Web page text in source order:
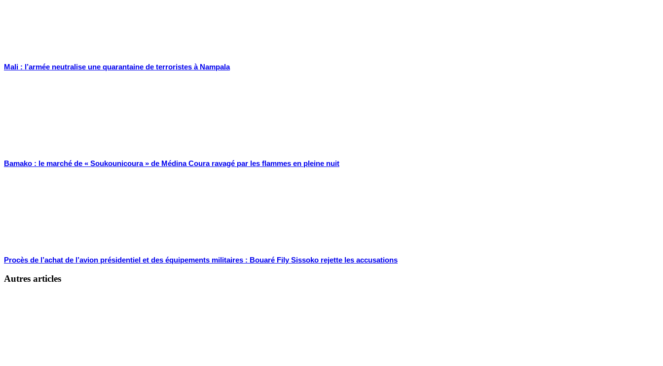
Mali : l’armée neutralise une quarantaine de terroristes à Nampala
Bamako : le marché de « Soukounicoura » de Médina Coura ravagé par les flammes en pleine nuit
Procès de l’achat de l’avion présidentiel et des équipements militaires : Bouaré Fily Sissoko rejette les accusations
Autres articles